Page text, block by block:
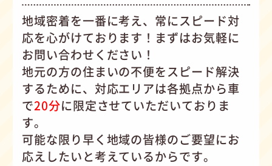
地域密着を一番に考え、常にスピード対
応を心がけております！まずはお気軽に
お問い合わせください！
地元の方の住まいの不便をスピード解決
するために、対応エリアは各拠点から車
で20分に限定させていただいておりま
す。
可能な限り早く地域の皆様のご要望にお
応えしたいと考えているからです。